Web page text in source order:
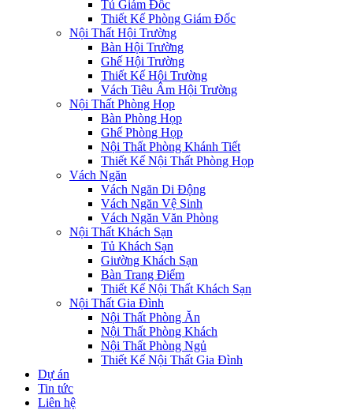
Tủ Giám Đốc
Thiết Kế Phòng Giám Đốc
Nội Thất Hội Trường
Bàn Hội Trường
Ghế Hội Trường
Thiết Kế Hội Trường
Vách Tiêu Âm Hội Trường
Nội Thất Phòng Họp
Bàn Phòng Họp
Ghế Phòng Họp
Nội Thất Phòng Khánh Tiết
Thiết Kế Nội Thất Phòng Họp
Vách Ngăn
Vách Ngăn Di Động
Vách Ngăn Vệ Sinh
Vách Ngăn Văn Phòng
Nội Thất Khách Sạn
Tủ Khách Sạn
Giường Khách Sạn
Bàn Trang Điểm
Thiết Kế Nội Thất Khách Sạn
Nội Thất Gia Đình
Nội Thất Phòng Ăn
Nội Thất Phòng Khách
Nội Thất Phòng Ngủ
Thiết Kế Nội Thất Gia Đình
Dự án
Tin tức
Liên hệ